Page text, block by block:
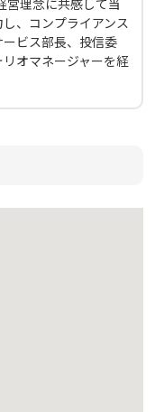
営理念に共感して当
、コンプライアンス
ビス部長、投信委
オマネージャーを経